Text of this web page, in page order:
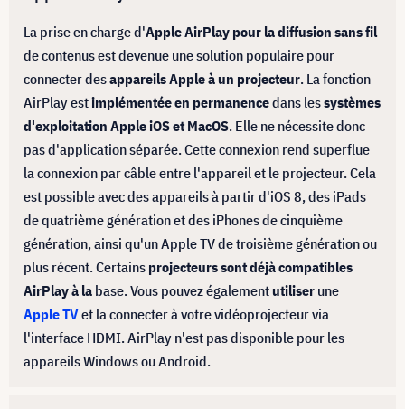
La prise en charge d'Apple AirPlay pour la diffusion sans fil
de contenus est devenue une solution populaire pour
connecter desappareils Apple à un projecteur. La fonction
AirPlay estimplémentée en permanencedans lessystèmes
d'exploitation Apple iOS et MacOS. Elle ne nécessite donc
pas d'application séparée. Cette connexion rend superflue
la connexion par câble entre l'appareil et le projecteur. Cela
est possible avec des appareils à partir d'iOS 8, des iPads
de quatrième génération et des iPhones de cinquième
génération, ainsi qu'un Apple TV de troisième génération ou
plus récent. Certains projecteurs sont déjà compatibles
AirPlay à la base. Vous pouvez égalementutiliser une
Apple TVet la connecter à votre vidéoprojecteur via
l'interface HDMI. AirPlay n'est pas disponible pour les
appareils Windows ou Android.